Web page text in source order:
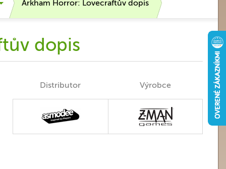
Arkham Horror: Lovecraftův dopis
dopis
Distributor Výrobce